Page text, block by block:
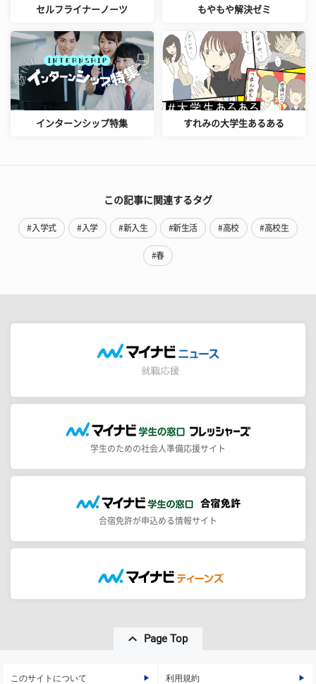
セルフライナーノーツ もやもや解決ゼミ
インターンシップ特集 すれみの大学生あるある
この記事に関連するタグ
#入学式 #入学 #新入生 #新生活 #高校 #高校生
#春
学生のための社会人準備応援サイト
合宿免許が申込める情報サイト
Page Top
このサイトについて 利用規約